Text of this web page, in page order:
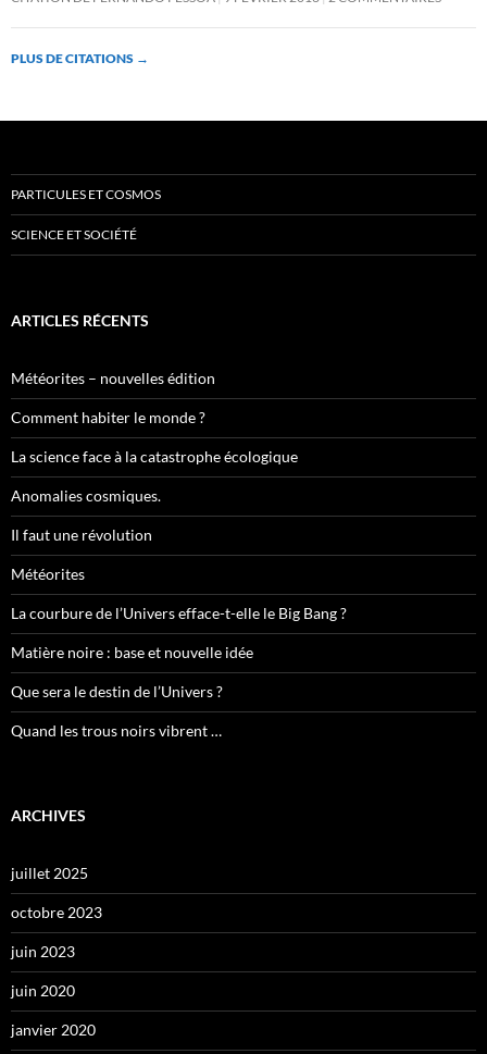
PLUS DE CITATIONS →
PARTICULES ET COSMOS
SCIENCE ET SOCIÉTÉ
ARTICLES RÉCENTS
Météorites – nouvelles édition
Comment habiter le monde ?
La science face à la catastrophe écologique
Anomalies cosmiques.
Il faut une révolution
Météorites
La courbure de l’Univers efface-t-elle le Big Bang ?
Matière noire : base et nouvelle idée
Que sera le destin de l’Univers ?
Quand les trous noirs vibrent …
ARCHIVES
juillet 2025
octobre 2023
juin 2023
juin 2020
janvier 2020